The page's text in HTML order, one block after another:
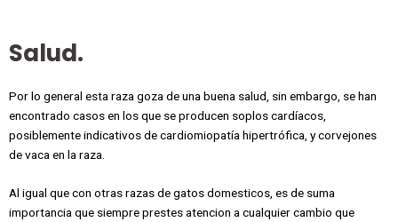
Salud.
Por lo general esta raza goza de una buena salud, sin embargo, se han
encontrado casos en los que se producen soplos cardíacos,
posiblemente indicativos de cardiomiopatía hipertrófica, y corvejones
de vaca en la raza.
Al igual que con otras razas de gatos domesticos, es de suma
importancia que siempre prestes atencion a cualquier cambio que